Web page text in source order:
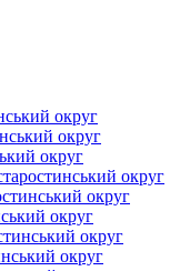
округ
округ
округ
округ
округ
округ
округ
округ